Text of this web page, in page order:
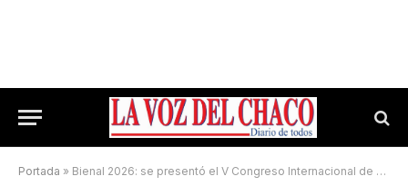
Portada » Bienal 2026: se presentó el V Congreso Internacional de Artes